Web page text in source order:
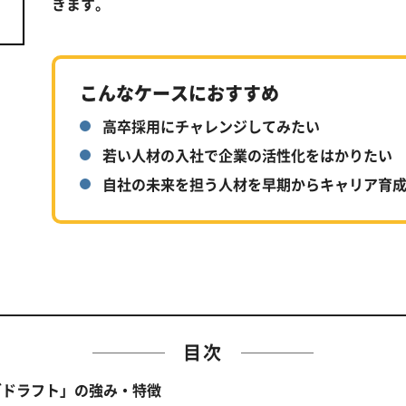
きます。
こんなケースにおすすめ
高卒採用にチャレンジしてみたい
若い人材の入社で企業の活性化をはかりたい
自社の未来を担う人材を早期からキャリア育
目次
ラフト」の強み・特徴